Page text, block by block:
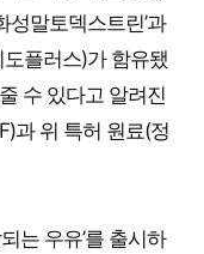
성말토덱스트린’과
플러스)가 함유됐
수 있다고 알려진
과 위 특허 원료(정
는 우유’를 출시하